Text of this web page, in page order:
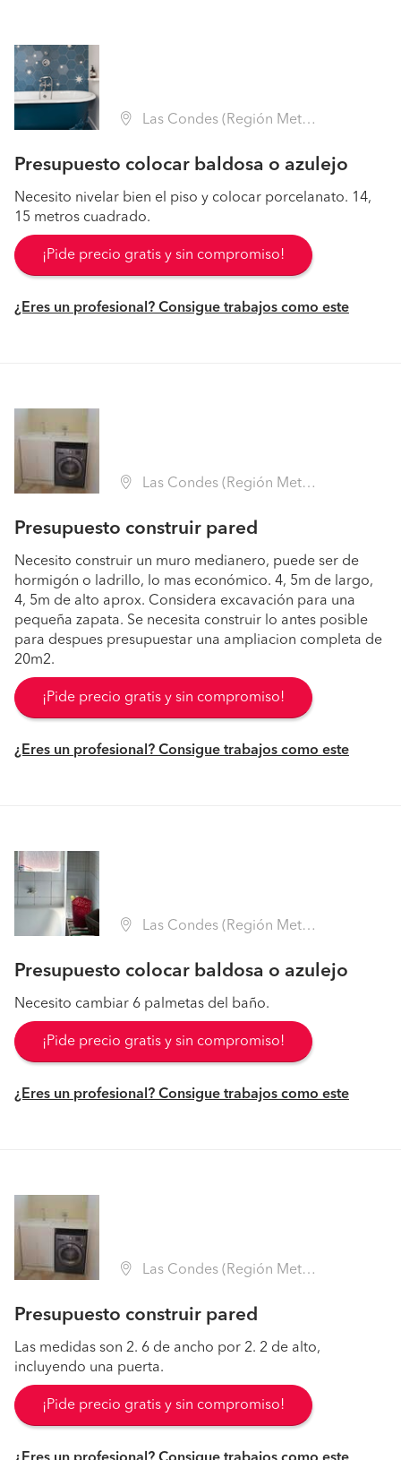
Las Condes (Región Metropolitana - Santiago)
Presupuesto colocar baldosa o azulejo
Necesito nivelar bien el piso y colocar porcelanato. 14,
15 metros cuadrado.
¡Pide precio gratis y sin compromiso!
¿Eres un profesional? Consigue trabajos como este
Las Condes (Región Metropolitana - Santiago)
Presupuesto construir pared
Necesito construir un muro medianero, puede ser de
hormigón o ladrillo, lo mas económico. 4, 5m de largo,
4, 5m de alto aprox. Considera excavación para una
pequeña zapata. Se necesita construir lo antes posible
para despues presupuestar una ampliacion completa de
20m2.
¡Pide precio gratis y sin compromiso!
¿Eres un profesional? Consigue trabajos como este
Las Condes (Región Metropolitana - Santiago)
Presupuesto colocar baldosa o azulejo
Necesito cambiar 6 palmetas del baño.
¡Pide precio gratis y sin compromiso!
¿Eres un profesional? Consigue trabajos como este
Las Condes (Región Metropolitana - Santiago)
Presupuesto construir pared
Las medidas son 2. 6 de ancho por 2. 2 de alto,
incluyendo una puerta.
¡Pide precio gratis y sin compromiso!